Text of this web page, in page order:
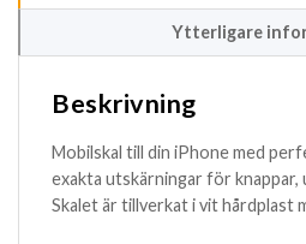
Ytterligare
Beskrivning
Mobilskal till din iPhone med
exakta utskärningar för knappar,
Skalet är tillverkat i vit hårdplast